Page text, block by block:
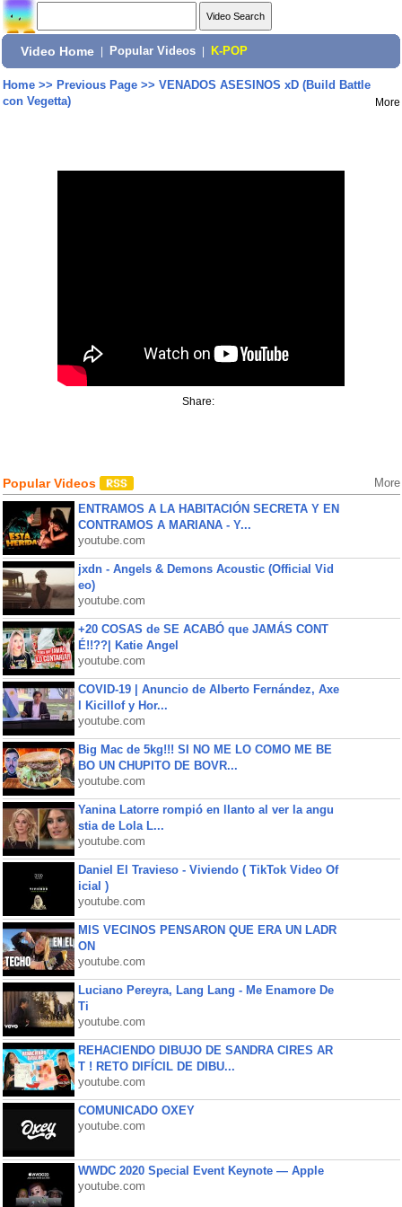
Video Home Popular Videos K-POP
Home>> Previous Page>> VENADOS ASESINOS xD (Build Battle
con Vegetta)
More
Share:
Popular Videos More
ENTRAMOS A LA HABITACIÓN SECRETA Y EN
CONTRAMOS A MARIANA - Y...
youtube.com
jxdn - Angels & Demons Acoustic (Official Vid
eo)
youtube.com
+20 COSAS de SE ACABÓ que JAMÁS CONT
É!!??| Katie Angel
youtube.com
COVID-19 | Anuncio de Alberto Fernández, Axe
l Kicillof y Hor...
youtube.com
Big Mac de 5kg!!! SI NO ME LO COMO ME BE
BO UN CHUPITO DE BOVR...
youtube.com
Yanina Latorre rompió en llanto al ver la angu
stia de Lola L...
youtube.com
Daniel El Travieso - Viviendo ( TikTok Video Of
icial )
youtube.com
MIS VECINOS PENSARON QUE ERA UN LADR
ON
youtube.com
Luciano Pereyra, Lang Lang - Me Enamore De
Ti
youtube.com
REHACIENDO DIBUJO DE SANDRA CIRES AR
T ! RETO DIFÍCIL DE DIBU...
youtube.com
COMUNICADO OXEY
youtube.com
WWDC 2020 Special Event Keynote — Apple
youtube.com